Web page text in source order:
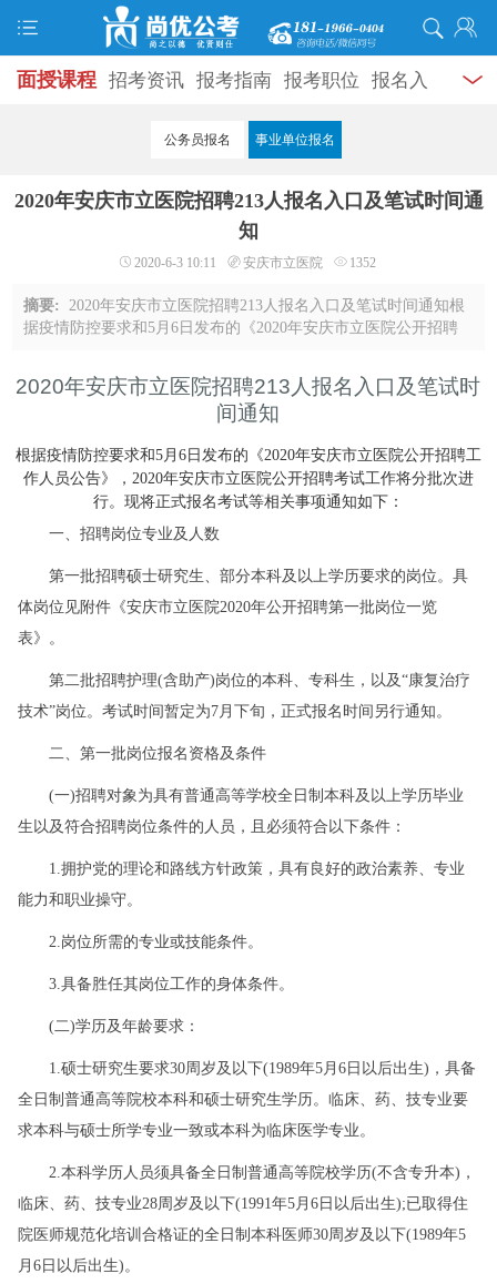
面授课程 招考资讯 报考指南 报考职位 报名入
成绩查询 面试公告 录用公示
学员风采
公务员报名 事业单位报名
2020年安庆市立医院招聘213人报名入口及笔试时间通
知
2020-6-3 10:11 安庆市立医院 1352
摘要:2020年安庆市立医院招聘213人报名入口及笔试时间通知根
据疫情防控要求和5月6日发布的《2020年安庆市立医院公开招聘
次进行。现将正式报名考试等相关事项通 ...
2020年安庆市立医院招聘213人报名入口及笔试时
间通知
根据疫情防控要求和5月6日发布的《2020年安庆市立医院公开招聘工
作人员公告》，2020年安庆市立医院公开招聘考试工作将分批次进
行。现将正式报名考试等相关事项通知如下：
一、招聘岗位专业及人数
第一批招聘硕士研究生、部分本科及以上学历要求的岗位。具
体岗位见附件《安庆市立医院2020年公开招聘第一批岗位一览
表》。
第二批招聘护理(含助产)岗位的本科、专科生，以及“康复治疗
技术”岗位。考试时间暂定为7月下旬，正式报名时间另行通知。
二、第一批岗位报名资格及条件
(一)招聘对象为具有普通高等学校全日制本科及以上学历毕业
生以及符合招聘岗位条件的人员，且必须符合以下条件：
1.拥护党的理论和路线方针政策，具有良好的政治素养、专业
能力和职业操守。
2.岗位所需的专业或技能条件。
3.具备胜任其岗位工作的身体条件。
(二)学历及年龄要求：
1.硕士研究生要求30周岁及以下(1989年5月6日以后出生)，具备
全日制普通高等院校本科和硕士研究生学历。临床、药、技专业要
求本科与硕士所学专业一致或本科为临床医学专业。
2.本科学历人员须具备全日制普通高等院校学历(不含专升本)，
临床、药、技专业28周岁及以下(1991年5月6日以后出生);已取得住
院医师规范化培训合格证的全日制本科医师30周岁及以下(1989年5
月6日以后出生)。